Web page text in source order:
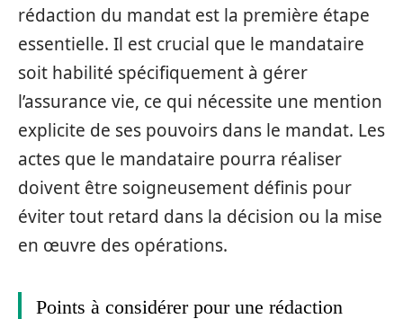
rédaction du mandat est la première étape
essentielle. Il est crucial que le mandataire
soit habilité spécifiquement à gérer
l’assurance vie, ce qui nécessite une mention
explicite de ses pouvoirs dans le mandat. Les
actes que le mandataire pourra réaliser
doivent être soigneusement définis pour
éviter tout retard dans la décision ou la mise
en œuvre des opérations.
Points à considérer pour une rédaction